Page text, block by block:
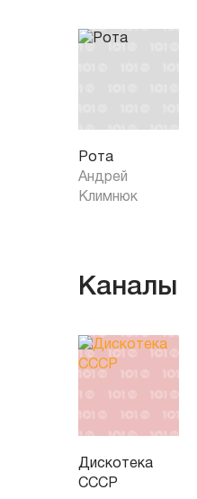
Рота
Андрей
Климнюк
Каналы
Дискотека
СССР